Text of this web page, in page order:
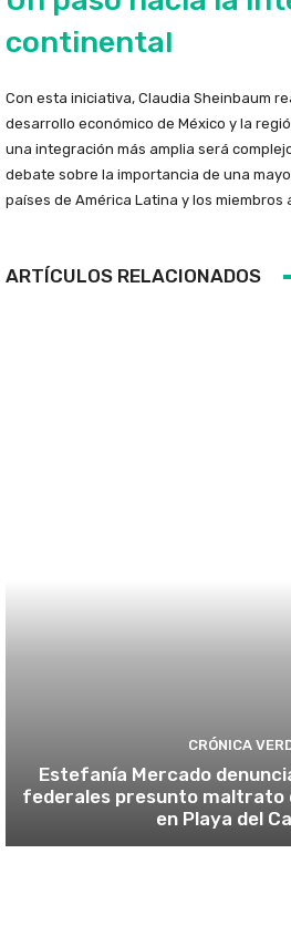
continental
Con esta iniciativa, Claudia Sheinbaum
desarrollo económico de México y la
una integración más amplia será
debate sobre la importancia de una
países de América Latina y los miembros
ARTÍCULOS RELACIONADOS
CRÓNICA
Estefanía Mercado
federales presunto maltrato
en Playa del